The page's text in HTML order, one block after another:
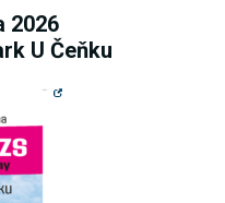
2026
U Čeňku
cookies
cookies jsou
nezbytné pro
správné
fungování
webu a všech